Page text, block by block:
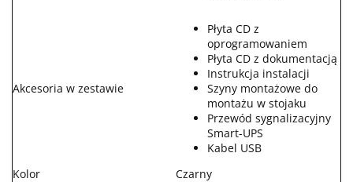
Akcesoria w zestawie
Płyta CD z
oprogramowaniem
Płyta CD z dokumentacją
Instrukcja instalacji
Szyny montażowe do
montażu w stojaku
Przewód sygnalizacyjny
Smart-UPS
Kabel USB
Kolor
Czarny